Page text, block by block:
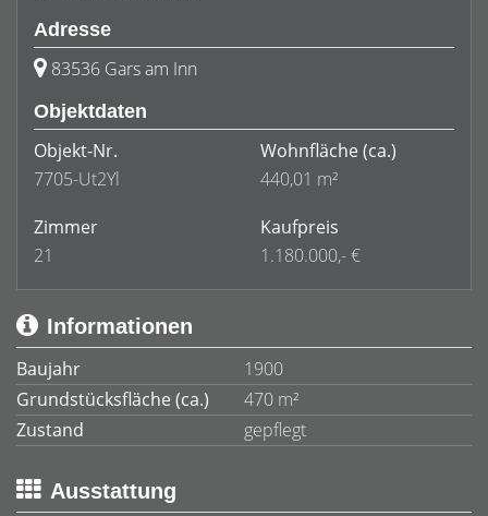
Adresse
83536 Gars am Inn
Objektdaten
Objekt-Nr.
7705-Ut2Yl
Wohnfläche (ca.)
440,01 m²
Zimmer
21
Kaufpreis
1.180.000,- €
Informationen
Baujahr
1900
Grundstücksfläche (ca.)
470 m²
Zustand
gepflegt
Ausstattung